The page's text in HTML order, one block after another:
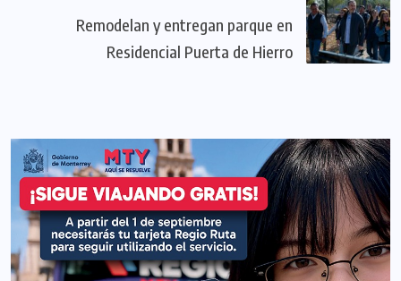
Remodelan y entregan parque en
Residencial Puerta de Hierro